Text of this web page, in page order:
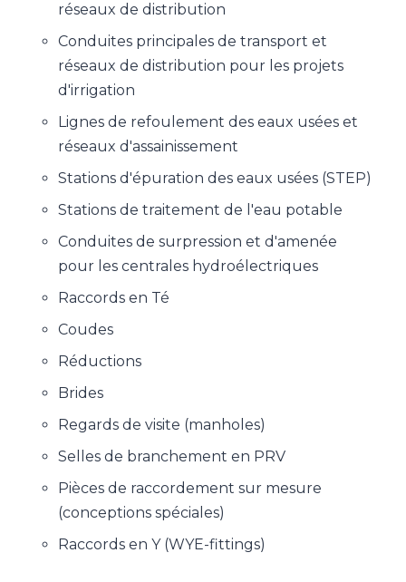
réseaux de distribution
Conduites principales de transport et
réseaux de distribution pour les projets
d'irrigation
Lignes de refoulement des eaux usées et
réseaux d'assainissement
Stations d'épuration des eaux usées (STEP)
Stations de traitement de l'eau potable
Conduites de surpression et d'amenée
pour les centrales hydroélectriques
Raccords en Té
Coudes
Réductions
Brides
Regards de visite (manholes)
Selles de branchement en PRV
Pièces de raccordement sur mesure
(conceptions spéciales)
Raccords en Y (WYE-fittings)